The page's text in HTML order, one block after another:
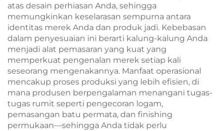
atas desain perhiasan Anda, sehingga
memungkinkan keselarasan sempurna antara
identitas merek Anda dan produk jadi. Kebebasan
dalam penyesuaian ini berarti kalung-kalung Anda
menjadi alat pemasaran yang kuat yang
memperkuat pengenalan merek setiap kali
seseorang mengenakannya. Manfaat operasional
mencakup proses produksi yang lebih efisien, di
mana produsen berpengalaman menangani tugas-
tugas rumit seperti pengecoran logam,
pemasangan batu permata, dan finishing
permukaan—sehingga Anda tidak perlu